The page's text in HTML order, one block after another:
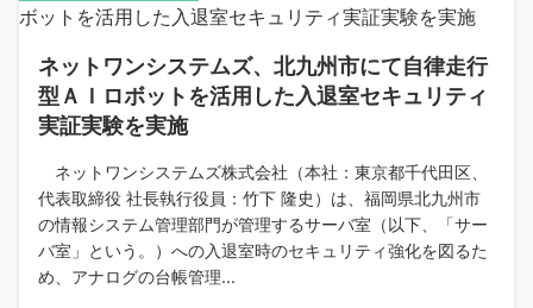
ネットワンシステムズ、北九州市にて自律走行
型ＡＩロボットを活用した入退室セキュリティ
実証実験を実施
ネットワンシステムズ株式会社（本社：東京都千代田区、
代表取締役 社長執行役員：竹下 隆史）は、福岡県北九州市
の情報システム管理部門が管理するサーバ室（以下、「サー
バ室」という。）への入退室時のセキュリティ強化を図るた
め、アナログの台帳管理...